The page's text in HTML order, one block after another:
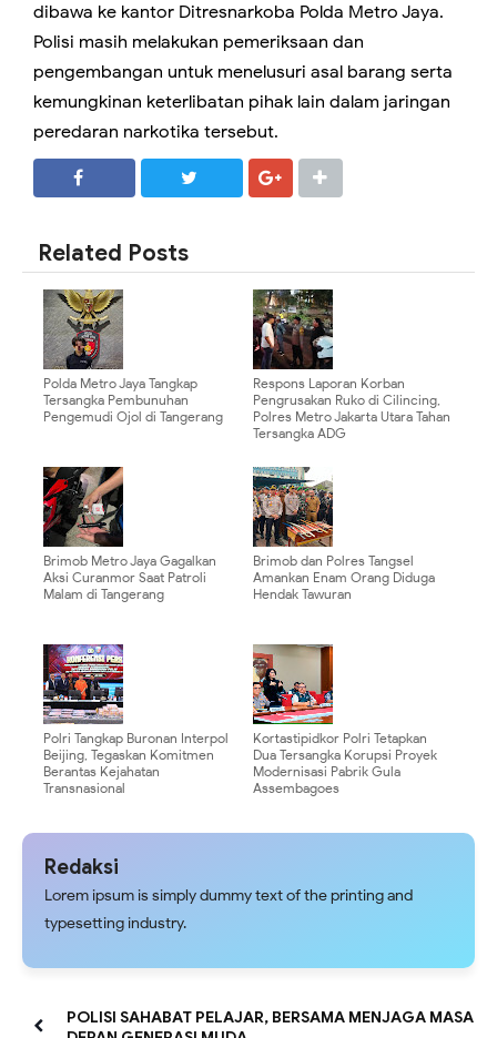
dibawa ke kantor Ditresnarkoba Polda Metro Jaya.
Polisi masih melakukan pemeriksaan dan
pengembangan untuk menelusuri asal barang serta
kemungkinan keterlibatan pihak lain dalam jaringan
peredaran narkotika tersebut.
Related Posts
Polda Metro Jaya Tangkap
Tersangka Pembunuhan
Pengemudi Ojol di Tangerang
Respons Laporan Korban
Pengrusakan Ruko di Cilincing,
Polres Metro Jakarta Utara Tahan
Tersangka ADG
Brimob Metro Jaya Gagalkan
Aksi Curanmor Saat Patroli
Malam di Tangerang
Brimob dan Polres Tangsel
Amankan Enam Orang Diduga
Hendak Tawuran
Polri Tangkap Buronan Interpol
Beijing, Tegaskan Komitmen
Berantas Kejahatan
Transnasional
Kortastipidkor Polri Tetapkan
Dua Tersangka Korupsi Proyek
Modernisasi Pabrik Gula
Assembagoes
Redaksi
Lorem ipsum is simply dummy text of the printing and
typesetting industry.
POLISI SAHABAT PELAJAR, BERSAMA MENJAGA MASA